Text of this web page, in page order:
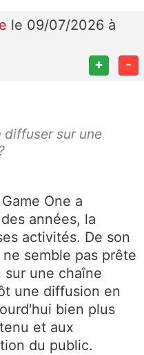
le 09/07/2026 à
+ -
diffuser sur une
One a
années, la
activités. De son
semble pas prête
une chaîne
une diffusion en
bien plus
et aux
du public.